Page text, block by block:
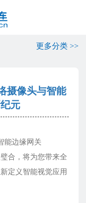
更多分类 >>
摄像头与智能
元
能边缘网关
合，将为您带来全
定义智能视觉应用